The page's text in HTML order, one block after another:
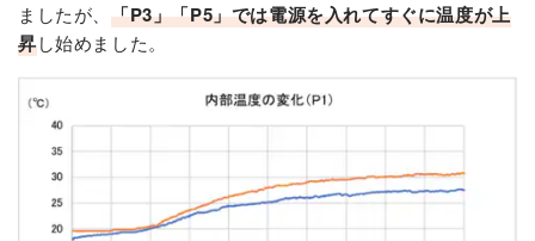
ましたが、 「P3」「P5」では電源を入れてすぐに温度が上
昇し始めました。